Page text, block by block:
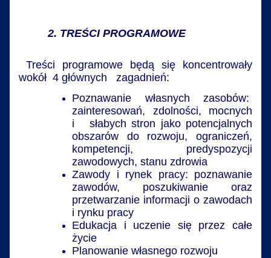
2. TREŚCI PROGRAMOWE
Treści programowe będą się koncentrowały
wokół 4 głównych zagadnień:
Poznawanie własnych zasobów:
zainteresowań, zdolności, mocnych
i słabych stron jako potencjalnych
obszarów do rozwoju, ograniczeń,
kompetencji, predyspozycji
zawodowych, stanu zdrowia
Zawody i rynek pracy: poznawanie
zawodów, poszukiwanie oraz
przetwarzanie informacji o zawodach
i rynku pracy
Edukacja i uczenie się przez całe
życie
Planowanie własnego rozwoju